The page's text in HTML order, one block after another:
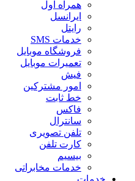
همراه اول
ایرانسل
رایتل
خدمات SMS
فروشگاه موبایل
تعمیرات موبایل
فیش
امور مشترکین
خط ثابت
فاکس
سانترال
تلفن تصویری
کارت تلفن
بیسیم
خدمات مخابراتی